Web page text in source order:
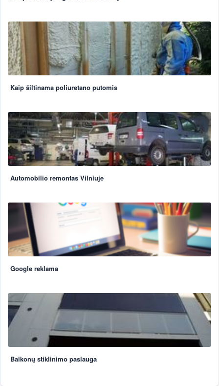
Kaip šiltinama poliuretano putomis
Automobilio remontas Vilniuje
Google reklama
Balkonų stiklinimo paslauga